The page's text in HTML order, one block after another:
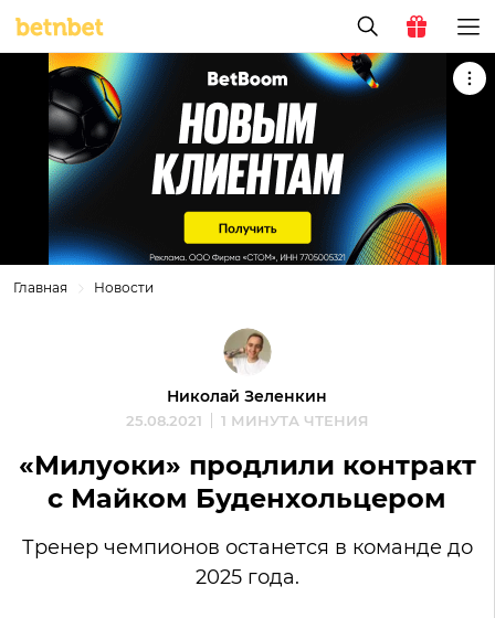
Главная Новости
Николай Зеленкин
25.08.2021 1 МИНУТА ЧТЕНИЯ
«Милуоки» продлили контракт
с Майком Буденхольцером
Тренер чемпионов останется в команде до
2025 года.